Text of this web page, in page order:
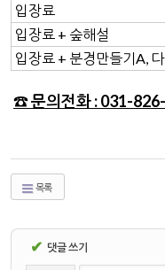
입장료
입장료 + 숲해설
입장료 + 분경만들기A,
☎ 문의전화 : 031-
목록
✔ 댓글 쓰기